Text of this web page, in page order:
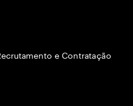
e Contratação